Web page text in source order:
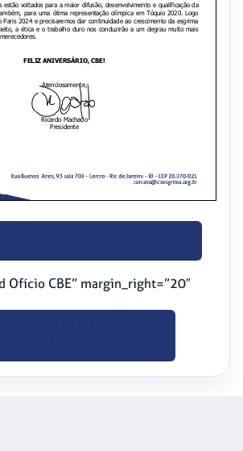
Ofício CBE” margin_right=”20″